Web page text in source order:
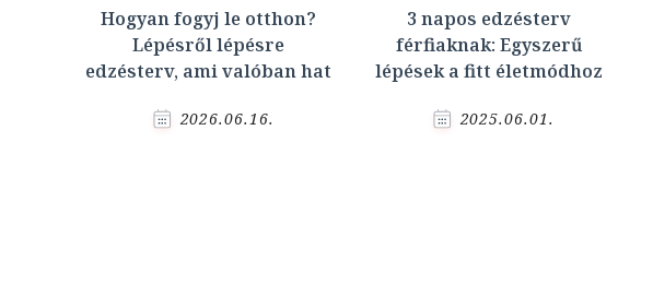
Hogyan fogyj le otthon?
Lépésről lépésre
edzésterv, ami valóban hat
2026.06.16.
3 napos edzésterv
férfiaknak: Egyszerű
lépések a fitt életmódhoz
2025.06.01.